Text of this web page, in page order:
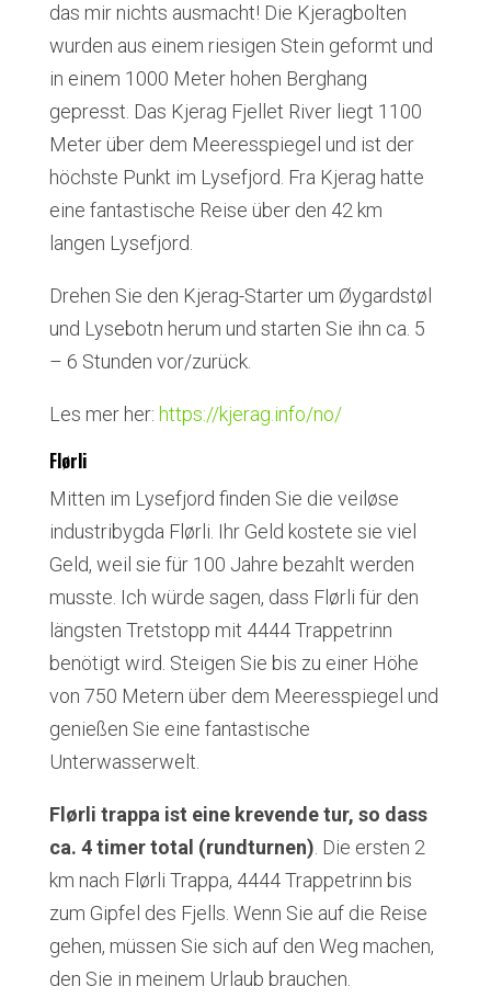
das mir nichts ausmacht! Die Kjeragbolten
wurden aus einem riesigen Stein geformt und
in einem 1000 Meter hohen Berghang
gepresst. Das Kjerag Fjellet River liegt 1100
Meter über dem Meeresspiegel und ist der
höchste Punkt im Lysefjord. Fra Kjerag hatte
eine fantastische Reise über den 42 km
langen Lysefjord.
Drehen Sie den Kjerag-Starter um Øygardstøl
und Lysebotn herum und starten Sie ihn ca. 5
– 6 Stunden vor/zurück.
Les mer her: https://kjerag.info/no/
Flørli
Mitten im Lysefjord finden Sie die veiløse
industribygda Flørli. Ihr Geld kostete sie viel
Geld, weil sie für 100 Jahre bezahlt werden
musste. Ich würde sagen, dass Flørli für den
längsten Tretstopp mit 4444 Trappetrinn
benötigt wird. Steigen Sie bis zu einer Höhe
von 750 Metern über dem Meeresspiegel und
genießen Sie eine fantastische
Unterwasserwelt.
Flørli trappa ist eine krevende tur, so dass
ca. 4 timer total (rundturnen) . Die ersten 2
km nach Flørli Trappa, 4444 Trappetrinn bis
zum Gipfel des Fjells. Wenn Sie auf die Reise
gehen, müssen Sie sich auf den Weg machen,
den Sie in meinem Urlaub brauchen.